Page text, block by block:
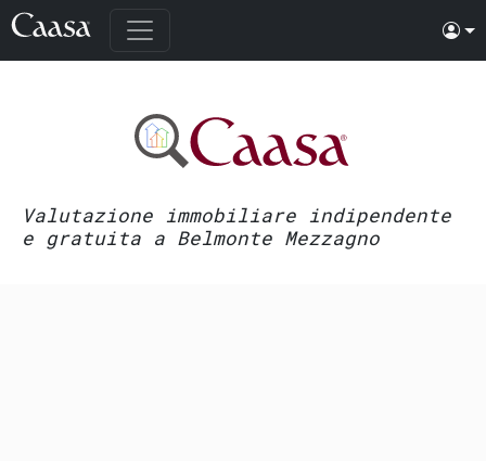
Valutazione immobiliare indipendente
e gratuita a Belmonte Mezzagno